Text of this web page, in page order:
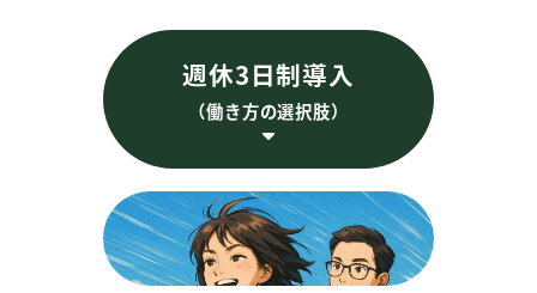
AI研修
訪問看護ステーション
の為の生成AI
（GoogleWorkspace
・kintone）
生成AI活用についての
週休3日制導入
（働き方の選択肢）
週休3日制導入支援
週休3日正社員採用支
援